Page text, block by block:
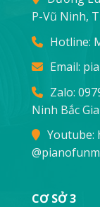
P-Vũ Ninh,
Hotline:
Email:
Zalo:
Ninh Bắc
Youtube:
CƠ SỞ 3